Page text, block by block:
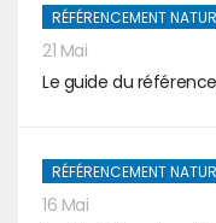
RÉFÉRENCEMENT
21 Mai
Le guide du
RÉFÉRENCEMENT
16 Mai